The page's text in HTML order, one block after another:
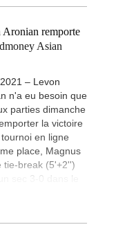
Aronian remporte
Asian
– Levon
n'a eu besoin que
parties dimanche
la victoire
en ligne
place, Magnus
tie-break (5'+2'')
sec 3-0 dans le